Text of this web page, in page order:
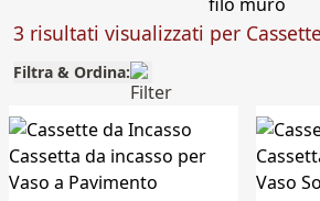
3 risultati visualizzati per
Filtra & Ordina: